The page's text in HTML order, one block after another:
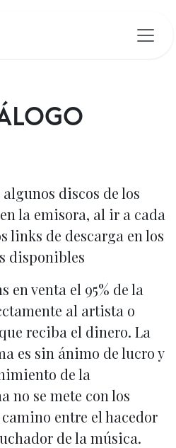
discos de los
la emisora, al ir a cada
links de descarga en los
disponibles
en venta el 95% de la
al artista o
reciba el dinero. La
es sin ánimo de lucro y
de la
no se mete con los
entre el hacedor
de la música.